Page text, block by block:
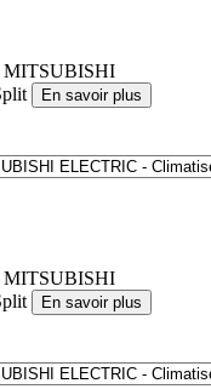
MITSUBISHI
En savoir plus
MITSUBISHI
En savoir plus